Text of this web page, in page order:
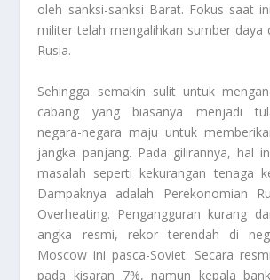
oleh sanksi-sanksi Barat. Fokus saat
militer telah mengalihkan sumber daya
Rusia.
Sehingga semakin sulit untuk
cabang yang biasanya menjadi
negara-negara maju untuk
jangka panjang. Pada gilirannya, hal
masalah seperti kekurangan tenaga
Dampaknya adalah
Perekonomian
Overheating. Pengangguran kurang
angka resmi, rekor terendah di
Moscow ini pasca-Soviet. Secara
pada kisaran 7%, namun kepala